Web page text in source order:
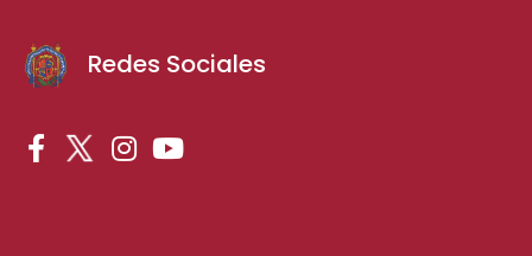
Redes Sociales